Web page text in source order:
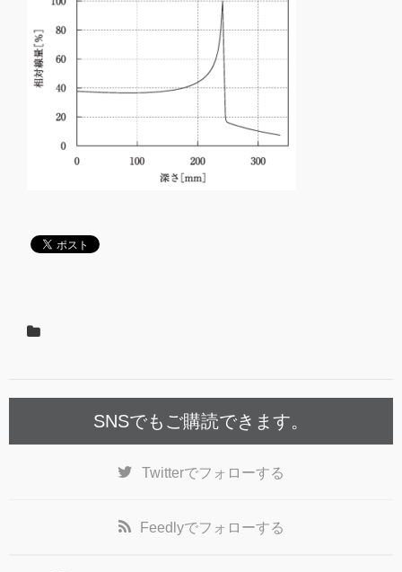
SNSでもご購読できます。
Twitterでフォローする
Feedlyでフォローする